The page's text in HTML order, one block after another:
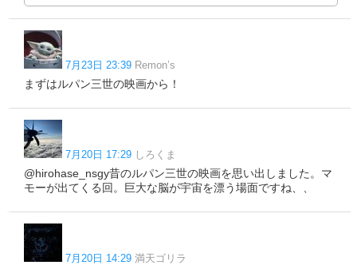
7月23日 23:39 Remon’s
まずはルパン三世の映画から！
7月20日 17:29 しろくま
@hirohase_nsgy昔のルパン三世の映画を思い出しました。マ
モーが出てくる回。巨大な脳が宇宙を漂う場面ですね、、
7月20日 14:29 満天ゴリラ